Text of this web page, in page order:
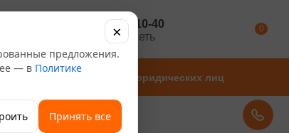
+7 347 246-10-40
розничная сеть
0
Для юридических лиц
предложения.
— в Политике
Принять все
×